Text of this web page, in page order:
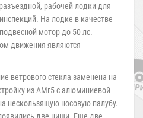
рабочей лодки для
На лодке в качестве
мотор до 50 лс.
движения являются
ветрового стекла заменена на
из АМг5 с алюминиевой
нескользящую носовую палубу.